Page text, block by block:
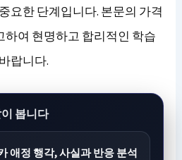
요한 단계입니다. 본문의 가격
하여 현명하고 합리적인 학습
랍니다.
봅니다
애정 행각, 사실과 반응 분석